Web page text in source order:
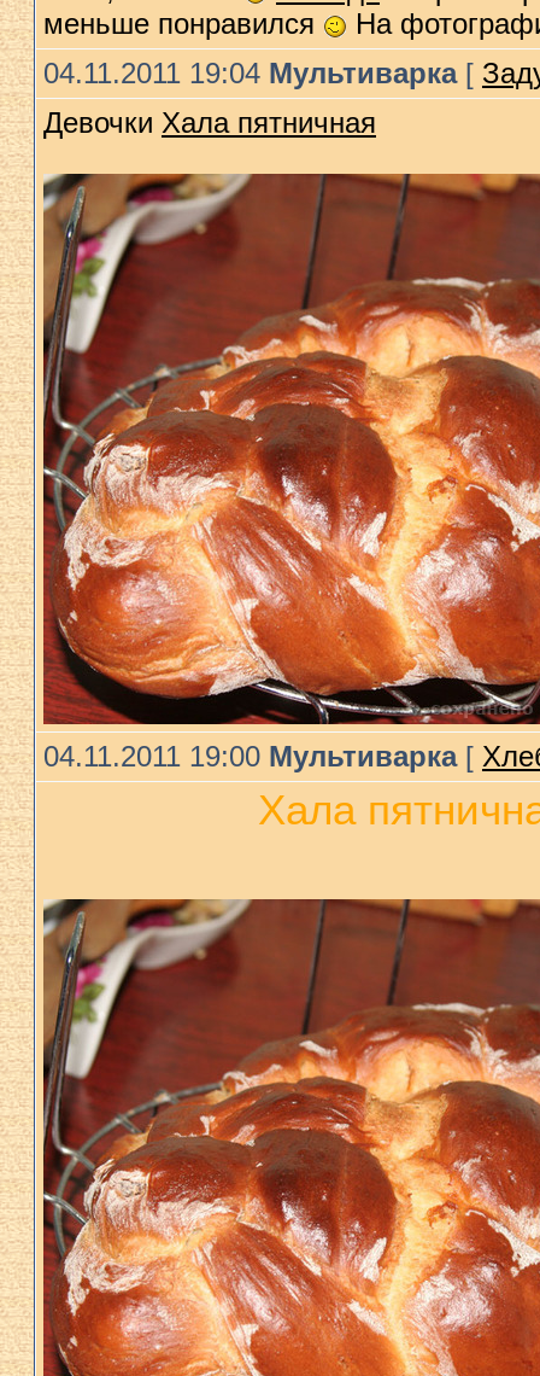
меньше понравился
На
04.11.2011 19:04 Мультиварка[
Девочки Хала пятничная
04.11.2011 19:00 Мультиварка[
Хала